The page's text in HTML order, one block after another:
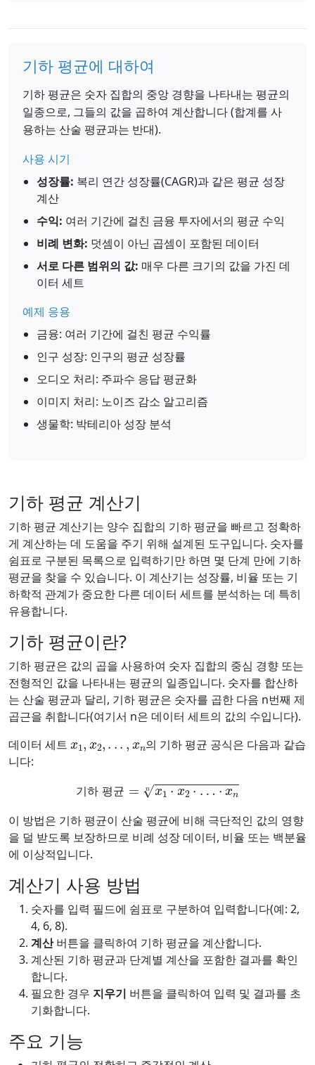
기하 평균에 대하여
기하 평균은 숫자 집합의 중앙 경향을 나타내는 평균의
일종으로, 그들의 값을 곱하여 계산합니다 (합계를 사
용하는 산술 평균과는 반대).
사용 시기
성장률: 복리 연간 성장률(CAGR)과 같은 평균 성장
계산
수익: 여러 기간에 걸친 금융 투자에서의 평균 수익
비례 변화: 덧셈이 아닌 곱셈이 포함된 데이터
서로 다른 범위의 값: 매우 다른 크기의 값을 가진 데
이터 세트
예제 응용
금융: 여러 기간에 걸친 평균 수익률
인구 성장: 인구의 평균 성장률
오디오 처리: 주파수 응답 평균화
이미지 처리: 노이즈 감소 알고리즘
생물학: 박테리아 성장 분석
기하 평균 계산기
기하 평균 계산기는 양수 집합의 기하 평균을 빠르고 정확하
게 계산하는 데 도움을 주기 위해 설계된 도구입니다. 숫자를
쉼표로 구분된 목록으로 입력하기만 하면 몇 단계 만에 기하
평균을 찾을 수 있습니다. 이 계산기는 성장률, 비율 또는 기
하학적 관계가 중요한 다른 데이터 세트를 분석하는 데 특히
유용합니다.
기하 평균이란?
기하 평균은 값의 곱을 사용하여 숫자 집합의 중심 경향 또는
전형적인 값을 나타내는 평균의 일종입니다. 숫자를 합산하
는 산술 평균과 달리, 기하 평균은 숫자를 곱한 다음 n번째 제
곱근을 취합니다(여기서 n은 데이터 세트의 값의 수입니다).
데이터 세트
의 기하 평균 공식은 다음과 같습
니다:
기 하 평 균
기하 평균 =x1⋅x2⋅…⋅xnn
이 방법은 기하 평균이 산술 평균에 비해 극단적인 값의 영향
을 덜 받도록 보장하므로 비례 성장 데이터, 비율 또는 백분율
에 이상적입니다.
계산기 사용 방법
숫자를 입력 필드에 쉼표로 구분하여 입력합니다(예: 2,
4, 6, 8).
계산버튼을 클릭하여 기하 평균을 계산합니다.
계산된 기하 평균과 단계별 계산을 포함한 결과를 확인
합니다.
필요한 경우 지우기 버튼을 클릭하여 입력 및 결과를 초
기화합니다.
주요 기능